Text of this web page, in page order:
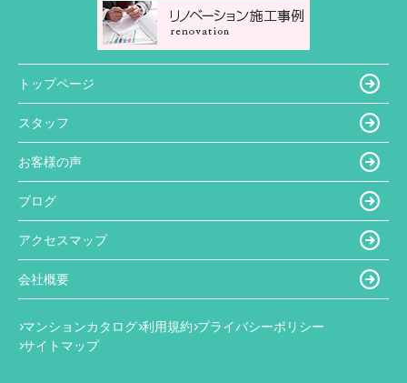
トップページ
スタッフ
お客様の声
ブログ
アクセスマップ
会社概要
マンションカタログ 利用規約 プライバシーポリシー
サイトマップ